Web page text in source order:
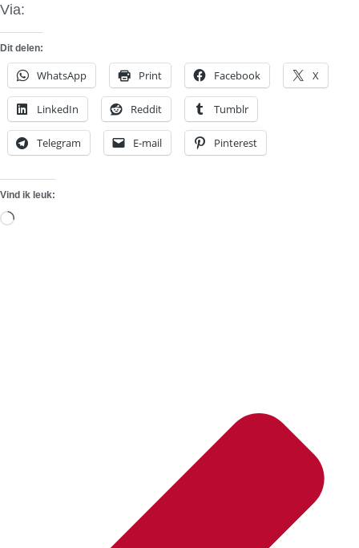
Via:
Dit delen:
WhatsApp Print Facebook X
LinkedIn Reddit Tumblr
Telegram E-mail Pinterest
Vind ik leuk:
Aan